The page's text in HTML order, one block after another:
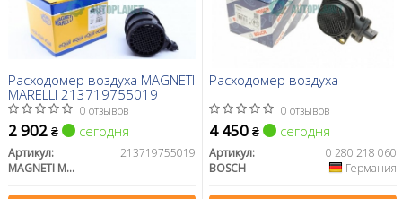
Расходомер воздуха MAGNETI
MARELLI 213719755019
0 отзывов
2 902 ₴ сегодня
Артикул:
213719755019
MAGNETI MARELLI
Расходомер воздуха
0 отзывов
4 450 ₴ сегодня
Артикул:
0 280 218 060
BOSCH
Германия